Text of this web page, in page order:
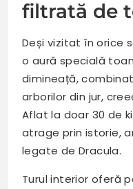
filtrată de
Deși vizitat în orice
o aură specială
dimineață,
arborilor din jur,
Aflat la doar 30 de
atrage prin istorie,
legate de Dracula.
Turul interior oferă